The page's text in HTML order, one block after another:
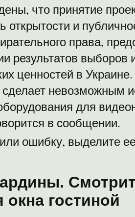
что принятие
открытости и
права,
результатов выборов
ценностей в
сделает невозможным
для
в сообщении.
ошибку, выделите
гостиной